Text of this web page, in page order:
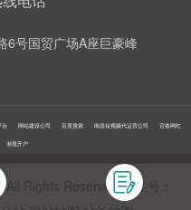
6号国贸广场A座巨豪峰
台 网站建设公司 百度搜索 南昌短视频代运营公司 宜春网红
港股开户
Rights Reserved 备案号：